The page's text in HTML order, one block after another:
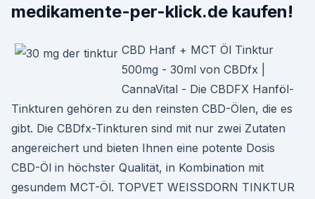
medikamente-per-klick.de kaufen!
CBD Hanf + MCT Öl Tinktur
500mg - 30ml von CBDfx |
CannaVital - Die CBDFX Hanföl-
Tinkturen gehören zu den reinsten CBD-Ölen, die es
gibt. Die CBDfx-Tinkturen sind mit nur zwei Zutaten
angereichert und bieten Ihnen eine potente Dosis
CBD-Öl in höchster Qualität, in Kombination mit
gesundem MCT-Öl. TOPVET WEISSDORN TINKTUR